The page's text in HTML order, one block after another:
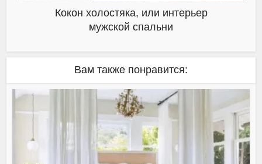
Кокон холостяка, или интерьер
мужской спальни
Вам также понравится: